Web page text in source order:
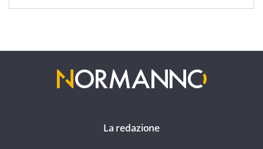
La redazione